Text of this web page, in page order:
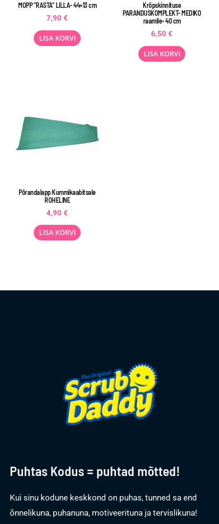
MOPP ”RASTA” LILLA- 44×13 cm
7,90 €
LISA KORVI
Krõpskinnituse
PARANDUSKOMPLEKT- MEDIKO
raamile- 40 cm
6,50 €
LISA KORVI
Põrandalapp Kummikaabitsale
ROHELINE
4,90 €
LISA KORVI
Puhtas Kodus = puhtad mõtted!
Kui sinu kodune keskkond on puhas, tunned sa end
õnnelikuna, puhanuna, motiveerituna ja tervislikuna!